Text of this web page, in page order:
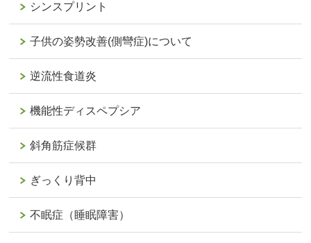
シンスプリント
子供の姿勢改善(側彎症)について
逆流性食道炎
機能性ディスペプシア
斜角筋症候群
ぎっくり背中
不眠症（睡眠障害）